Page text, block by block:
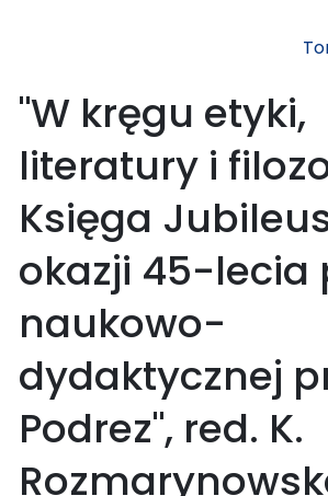
"W kręgu etyki,
literatury i
Księga
okazji 45-lecia
naukowo-
dydaktycznej
Podrez", red. K.